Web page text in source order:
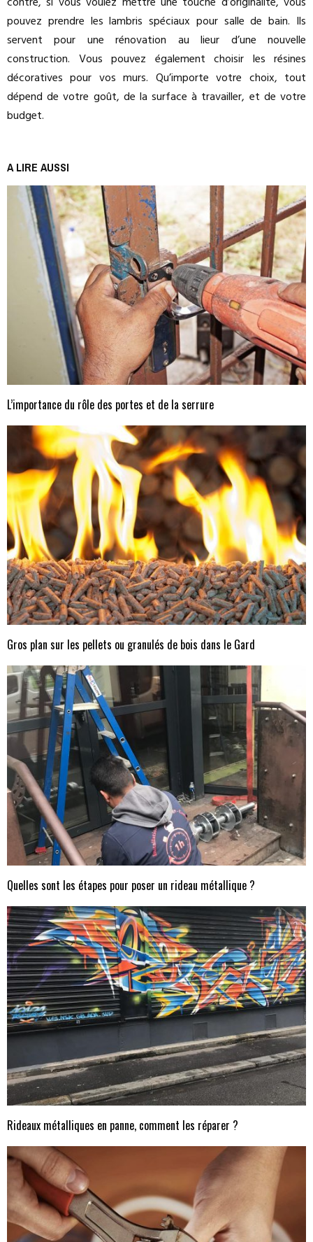
pouvez prendre les lambris spéciaux pour salle de bain. Ils
servent pour une rénovation au lieur d’une nouvelle
construction. Vous pouvez également choisir les résines
décoratives pour vos murs. Qu’importe votre choix, tout
dépend de votre goût, de la surface à travailler, et de votre
budget.
A LIRE AUSSI
L’importance du rôle des portes et de la serrure
Gros plan sur les pellets ou granulés de bois dans le Gard
Quelles sont les étapes pour poser un rideau métallique ?
Rideaux métalliques en panne, comment les réparer ?